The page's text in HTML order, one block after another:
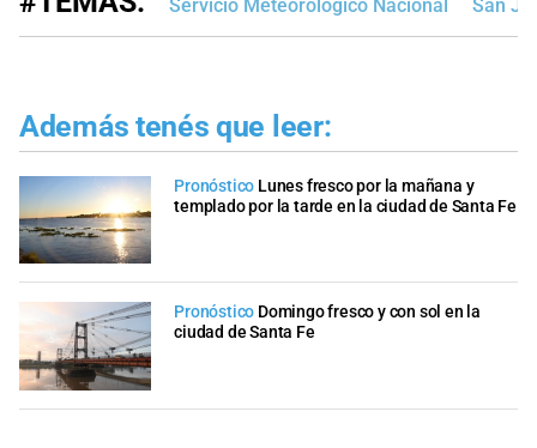
Servicio Meteorológico Nacional San
Además tenés que leer:
Pronóstico Lunes fresco por la mañana y
templado por la tarde en la ciudad de Santa Fe
Pronóstico Domingo fresco y con sol en la
ciudad de Santa Fe